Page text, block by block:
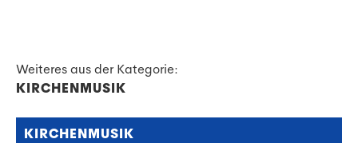
Weiteres aus der Kategorie:
KIRCHENMUSIK
KIRCHENMUSIK